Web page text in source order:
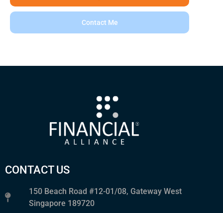
Contact Me
CONTACT US
150 Beach Road #12-01/08, Gateway West
Singapore 189720